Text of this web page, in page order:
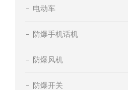
电动车
防爆手机话机
防爆风机
防爆开关